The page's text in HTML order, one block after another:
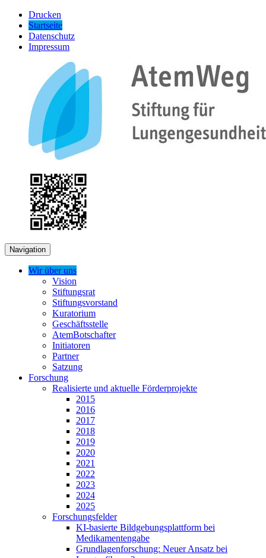
Drucken
Startseite
Datenschutz
Impressum
Navigation
Wir über uns
Vision
Stiftungsrat
Stiftungsvorstand
Kuratorium
Geschäftsstelle
AtemBotschafter
Initiatoren
Partner
Satzung
Forschung
Realisierte und aktuelle Förderprojekte
2015
2016
2017
2018
2019
2020
2021
2022
2023
2024
2025
Forschungsfelder
KI-basierte Bildgebungsplattform bei
Medikamentengabe
Grundlagenforschung: Neuer Ansatz bei